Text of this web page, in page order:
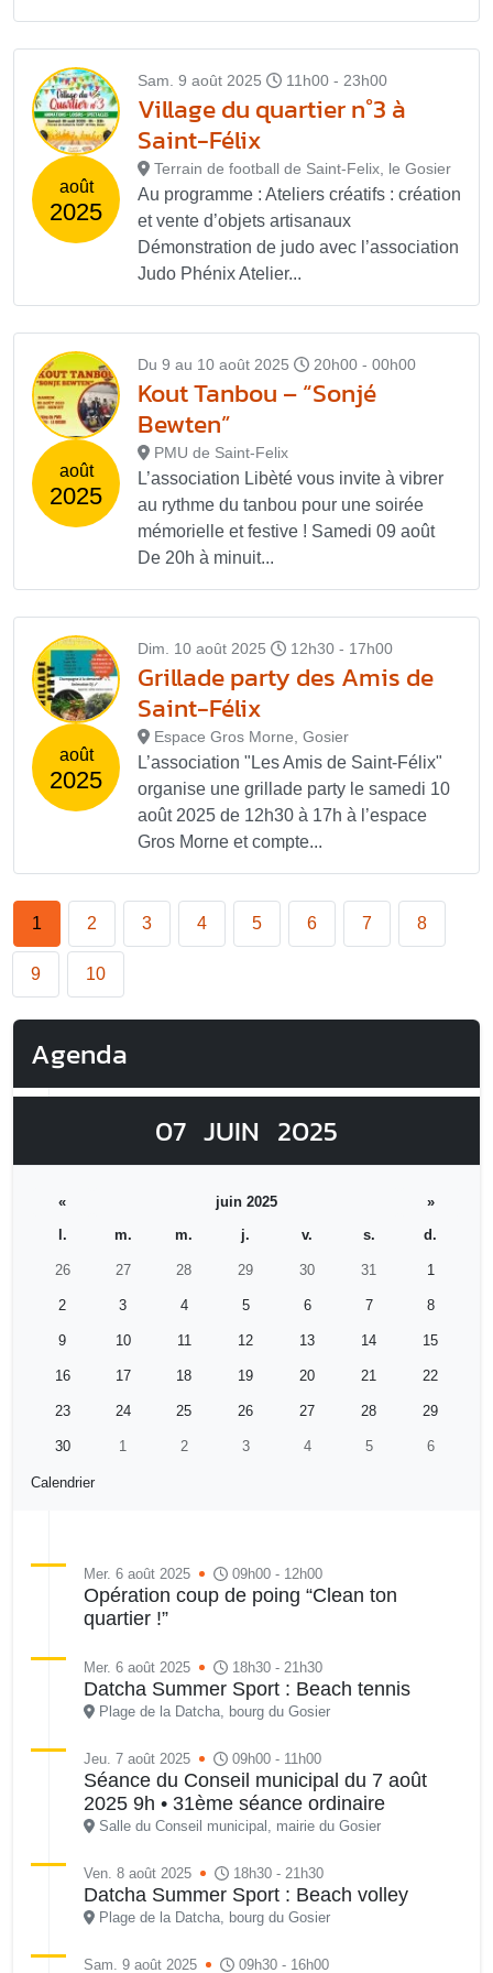
août
2025
Sam. 9 août 2025 11h00 - 23h00
Village du quartier n°3 à
Saint-Félix
Terrain de football de Saint-Felix, le Gosier
Au programme : Ateliers créatifs : création
et vente d’objets artisanaux
Démonstration de judo avec l’association
Judo Phénix Atelier...
août
2025
Du 9 au 10 août 2025 20h00 - 00h00
Kout Tanbou – “Sonjé
Bewten”
PMU de Saint-Felix
L’association Libèté vous invite à vibrer
au rythme du tanbou pour une soirée
mémorielle et festive ! Samedi 09 août
De 20h à minuit...
août
2025
Dim. 10 août 2025 12h30 - 17h00
Grillade party des Amis de
Saint-Félix
Espace Gros Morne, Gosier
L’association "Les Amis de Saint-Félix"
organise une grillade party le samedi 10
août 2025 de 12h30 à 17h à l’espace
Gros Morne et compte...
1 2 3 4 5 6 7 8
9 10
Agenda
07 JUIN 2025
Calendrier
« juin 2025
»
l.
m. m. j. v. s. d.
26 27 28 29 30 31 1
2 3 4 5 6 7 8
9 10 11 12 13 14 15
16 17 18 19 20 21 22
23 24 25 26 27 28 29
30 1 2 3 4 5 6
Mer. 6 août 2025 09h00 - 12h00
Opération coup de poing “Clean ton
quartier !”
Mer. 6 août 2025 18h30 - 21h30
Datcha Summer Sport : Beach tennis
Plage de la Datcha, bourg du Gosier
Jeu. 7 août 2025 09h00 - 11h00
Séance du Conseil municipal du 7 août
2025 9h • 31ème séance ordinaire
Salle du Conseil municipal, mairie du Gosier
Ven. 8 août 2025 18h30 - 21h30
Datcha Summer Sport : Beach volley
Plage de la Datcha, bourg du Gosier
Sam. 9 août 2025 09h30 - 16h00